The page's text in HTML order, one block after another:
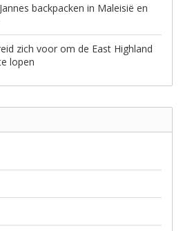
backpacken in Maleisië en
zich voor om de East Highland
lopen